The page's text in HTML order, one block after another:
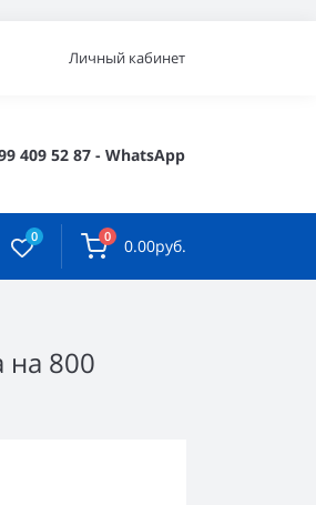
Личный кабинет
409 52 87 - WhatsApp
0 0 0.00руб.
на 800